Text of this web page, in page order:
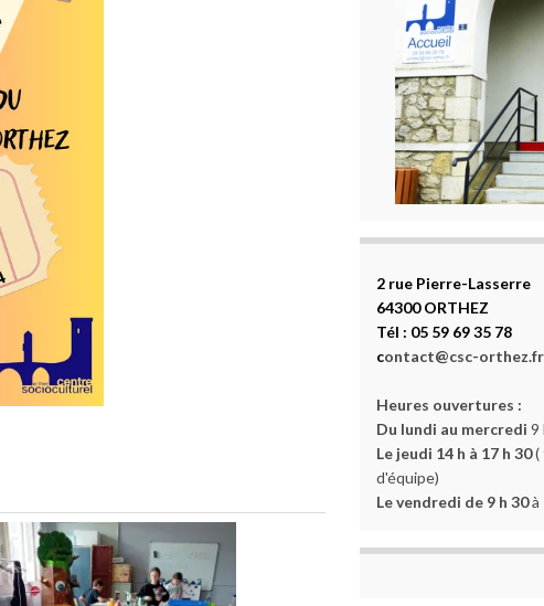
2 rue Pierre-Lasserre
64300 ORTHEZ
Tél : 05 59 69 35 78
contact@csc-orthez.fr
Heures ouvertures :
Du lundi au mercredi 9
Le jeudi 14 h à 17 h 30(
d'équipe)
Le vendredi de 9 h 30à